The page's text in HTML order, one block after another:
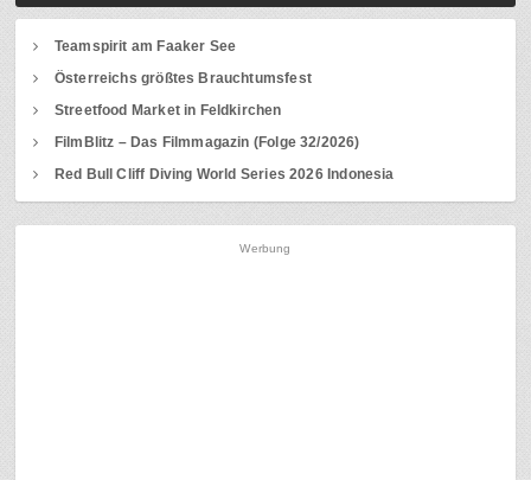
Teamspirit am Faaker See
Österreichs größtes Brauchtumsfest
Streetfood Market in Feldkirchen
FilmBlitz – Das Filmmagazin (Folge 32/2026)
Red Bull Cliff Diving World Series 2026 Indonesia
Werbung